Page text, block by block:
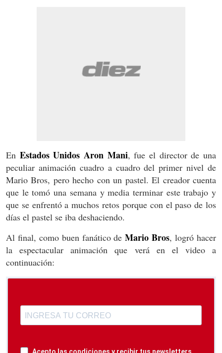
En Estados Unidos Aron Mani, fue el director de una
peculiar animación cuadro a cuadro del primer nivel de
Mario Bros, pero hecho con un pastel. El creador cuenta
que le tomó una semana y media terminar este trabajo y
que se enfrentó a muchos retos porque con el paso de los
días el pastel se iba deshaciendo.
Al final, como buen fanático deMario Bros, logró hacer
la espectacular animación que verá en el video a
continuación: